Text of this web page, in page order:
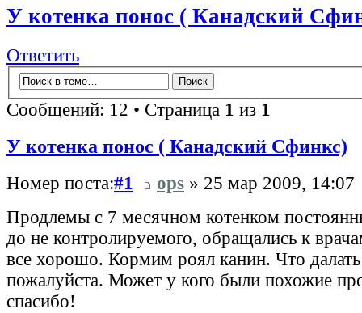
У котенка понос ( Канадский
Ответить
Сообщений: 12 • Страница 1 из 1
У котенка понос ( Канадский Сфинкс)
Номер поста:#1 ops » 25 мар 2009, 14:07
Продлемы с 7 месячном котенком
до не контролируемого, обращались к
все хорошо. Кормим роял канин. Что
пожалуйста. Может у кого были похожие
спасибо!